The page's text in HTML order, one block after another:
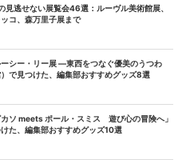
見逃せない展覧会46選：ルーヴル美術館展、
コ、森万里子展まで
ーシー・リー展 ―東西をつなぐ優美のうつわ
で見つけた、編集部おすすめグッズ8選
カソ meets ポール・スミス 遊び心の冒険へ」
けた、編集部おすすめグッズ10選